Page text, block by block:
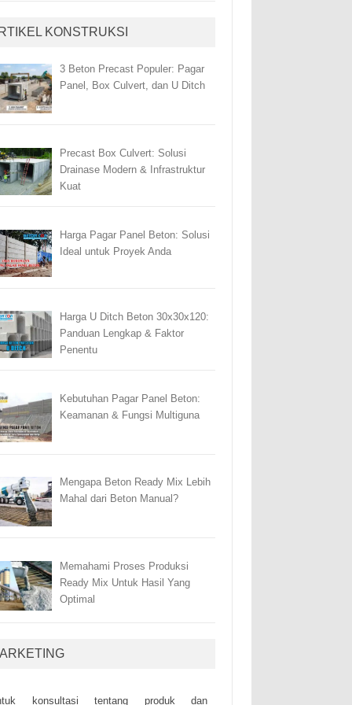
KONSTRUKSI
3 Beton Precast Populer: Pagar
Panel, Box Culvert, dan U Ditch
Precast Box Culvert: Solusi
Drainase Modern & Infrastruktur
Kuat
Harga Pagar Panel Beton: Solusi
Ideal untuk Proyek Anda
Harga U Ditch Beton 30x30x120:
Panduan Lengkap & Faktor
Penentu
Kebutuhan Pagar Panel Beton:
Keamanan & Fungsi Multiguna
Mengapa Beton Ready Mix Lebih
Mahal dari Beton Manual?
Memahami Proses Produksi
Ready Mix Untuk Hasil Yang
Optimal
kоnsultаsі tеntаng рrоduk dаn